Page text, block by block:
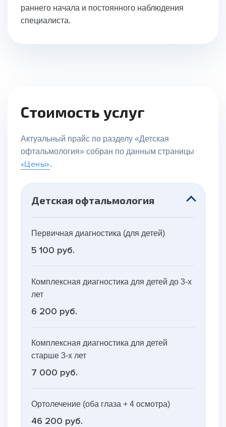
раннего начала и постоянного наблюдения
специалиста.
Стоимость услуг
Актуальный прайс по разделу «Детская
офтальмология» собран по данным страницы
«Цены».
Детская офтальмология
Первичная диагностика (для детей)
5 100 руб.
Комплексная диагностика для детей до 3-х
лет
6 200 руб.
Комплексная диагностика для детей
старше 3-х лет
7 000 руб.
Ортолечение (оба глаза + 4 осмотра)
46 200 руб.